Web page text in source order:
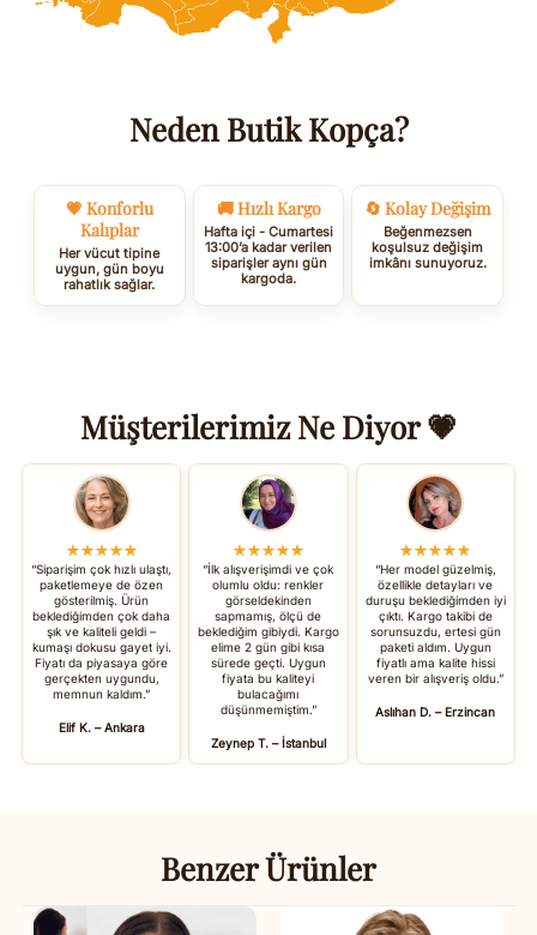
Neden Butik Kopça?
💗 Konforlu
Kalıplar
Her vücut tipine
uygun, gün boyu
rahatlık sağlar.
🚚 Hızlı Kargo
Hafta içi - Cumartesi
13:00’a kadar verilen
siparişler aynı gün
kargoda.
🔄 Kolay Değişim
Beğenmezsen
koşulsuz değişim
imkânı sunuyoruz.
Müşterilerimiz Ne Diyor 💗
★★★★★
“Siparişim çok hızlı ulaştı,
paketlemeye de özen
gösterilmiş. Ürün
beklediğimden çok daha
şık ve kaliteli geldi –
kumaşı dokusu gayet iyi.
Fiyatı da piyasaya göre
gerçekten uygundu,
memnun kaldım.”
Elif K. – Ankara
★★★★★
“İlk alışverişimdi ve çok
olumlu oldu: renkler
görseldekinden
sapmamış, ölçü de
beklediğim gibiydi. Kargo
elime 2 gün gibi kısa
sürede geçti. Uygun
fiyata bu kaliteyi
bulacağımı
düşünmemiştim.”
Zeynep T. – İstanbul
★★★★★
“Her model güzelmiş,
özellikle detayları ve
duruşu beklediğimden iyi
çıktı. Kargo takibi de
sorunsuzdu, ertesi gün
paketi aldım. Uygun
fiyatlı ama kalite hissi
veren bir alışveriş oldu.”
Aslıhan D. – Erzincan
Benzer Ürünler